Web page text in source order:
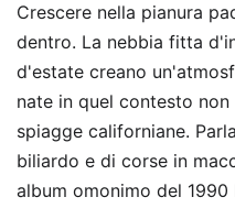
Crescere nella pianura
dentro. La nebbia fitta
d'estate creano
nate in quel contesto
spiagge californiane.
biliardo e di corse in
album omonimo del